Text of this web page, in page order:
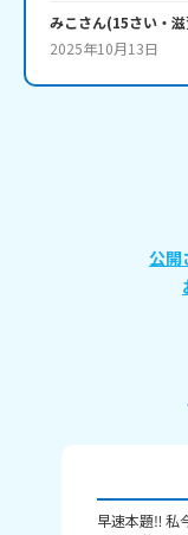
みこさん(15さい・
2025年10月13日
公開
早速本題‼️ 私